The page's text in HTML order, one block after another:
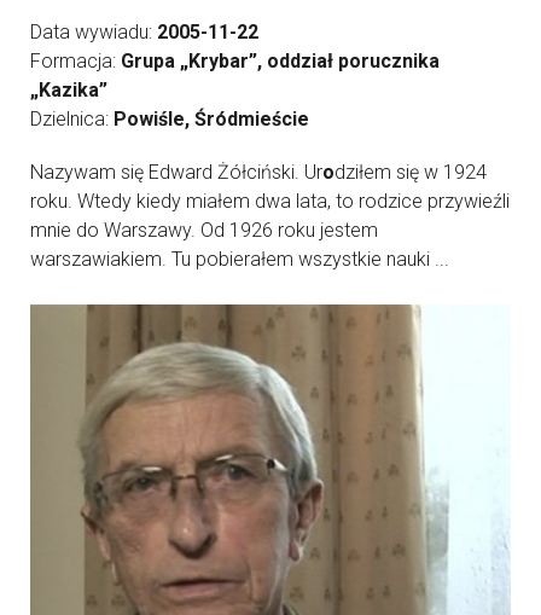
Data wywiadu: 2005-11-22
Formacja: Grupa „Krybar”, oddział porucznika
„Kazika”
Dzielnica: Powiśle, Śródmieście
Nazywam się Edward Żółciński. Urodziłem się w 1924
roku. Wtedy kiedy miałem dwa lata, to rodzice przywieźli
mnie do Warszawy. Od 1926 roku jestem
warszawiakiem. Tu pobierałem wszystkie nauki ...